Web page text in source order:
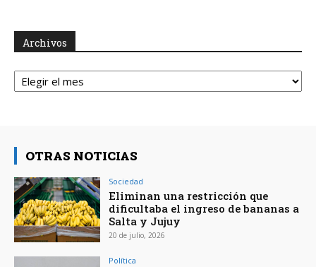
Archivos
Archivos
OTRAS NOTICIAS
Sociedad
Eliminan una restricción que
dificultaba el ingreso de bananas a
Salta y Jujuy
20 de julio, 2026
Política